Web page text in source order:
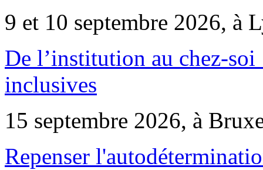
9 et 10 septembre 2026, à
De l’institution au chez-
inclusives
15 septembre 2026, à
Repenser